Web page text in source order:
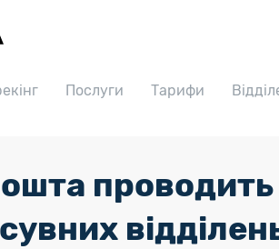
Послуги Тарифи
проводить